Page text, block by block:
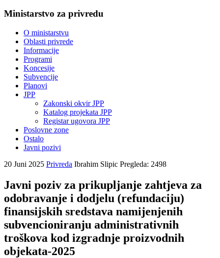
Ministarstvo za privredu
O ministarstvu
Oblasti privrede
Informacije
Programi
Koncesije
Subvencije
Planovi
JPP
Zakonski okvir JPP
Katalog projekata JPP
Registar ugovora JPP
Poslovne zone
Ostalo
Javni pozivi
20 Juni 2025 Privreda Ibrahim Slipic Pregleda: 2498
Javni poziv za prikupljanje zahtjeva za
odobravanje i dodjelu (refundaciju)
finansijskih sredstava namijenjenih
subvencioniranju administrativnih
troškova kod izgradnje proizvodnih
objekata-2025